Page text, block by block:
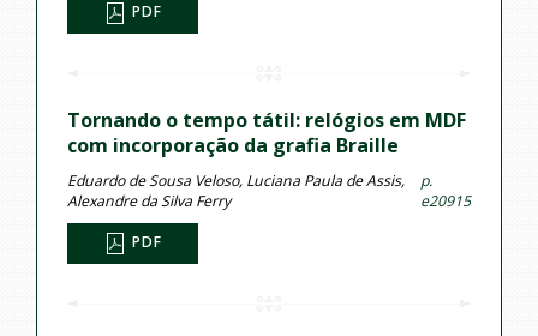
PDF
Tornando o tempo tátil: relógios em MDF
com incorporação da grafia Braille
Eduardo de Sousa Veloso, Luciana Paula de Assis,
Alexandre da Silva Ferry
p.
e20915
PDF